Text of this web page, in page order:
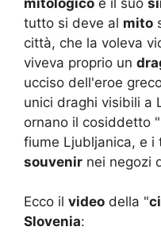
tutto si deve al mito
città, che la voleva
viveva proprio un
ucciso dell'eroe
unici draghi visibili a
ornano il cosiddetto "
fiume Ljubljanica, e i
souvenir nei negozi
Ecco il video della "
Slovenia: